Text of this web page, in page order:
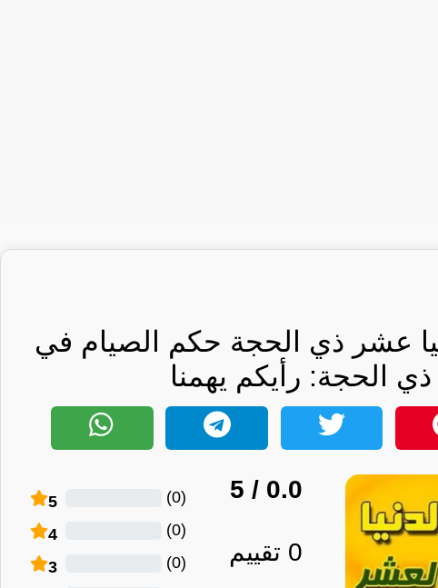
عشر ذي الحجة حكم الصيام في
الحجة: رأيكم يهمنا
0.0
/ 5
0 تقييم
5 (
0
)
4 (
0
)
3 (
0
)